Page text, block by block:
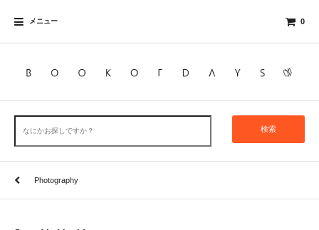
メニュー 0
検索
Photography